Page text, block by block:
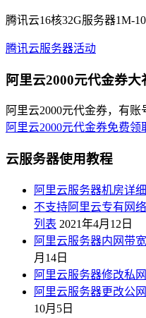
腾讯云16核32G服务器1M-
腾讯云服务器活动
阿里云2000元代金券大
阿里云2000元代金券，有账
阿里云2000元代金券免费领
云服务器使用教程
阿里云服务器机房详
不支持阿里云专有网
列表 2021年4月12日
阿里云服务器内网带
月14日
阿里云服务器修改私
阿里云服务器更改公
10月5日